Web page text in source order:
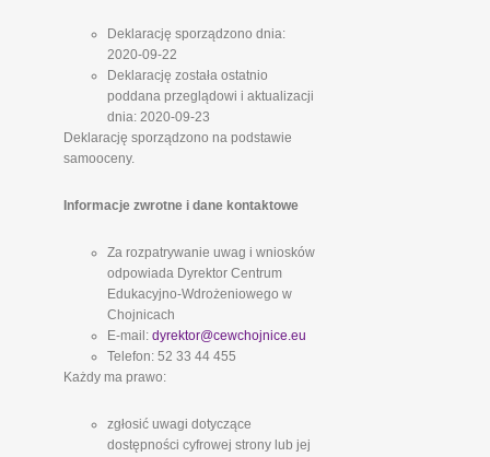
Deklarację sporządzono dnia:
2020-09-22
Deklarację została ostatnio
poddana przeglądowi i aktualizacji
dnia: 2020-09-23
Deklarację sporządzono na podstawie
samooceny.
Informacje zwrotne i dane kontaktowe
Za rozpatrywanie uwag i wniosków
odpowiada Dyrektor Centrum
Edukacyjno-Wdrożeniowego w
Chojnicach
E-mail: dyrektor@cewchojnice.eu
Telefon: 52 33 44 455
Każdy ma prawo:
zgłosić uwagi dotyczące
dostępności cyfrowej strony lub jej